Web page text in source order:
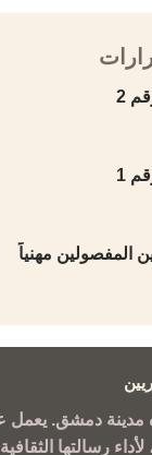
2
1
المفصولين مهنياً
مدينة دمشق. يعمل
رسالتها